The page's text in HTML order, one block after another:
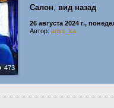
473
Салон, вид назад
26 августа 2024 г.,
Автор: ariss_ka